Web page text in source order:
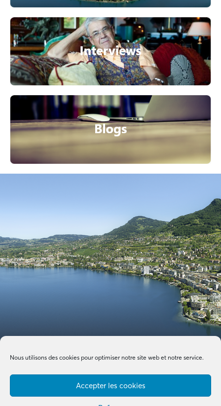
Nous utilisons des cookies pour optimiser notre site web et notre service.
Accepter les cookies